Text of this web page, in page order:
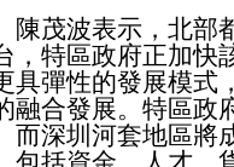
茂波表示，北部都
，特區政府正加快
具彈性的發展模式
融合發展。特區政
而深圳河套地區將